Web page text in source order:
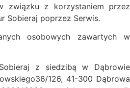
związku z korzystaniem przez
Sobieraj poprzez Serwis.
osobowych zawartych w
z siedzibą w Dąbrowie
126, 41-300 Dąbrowa